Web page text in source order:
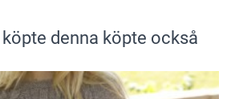
denna köpte också